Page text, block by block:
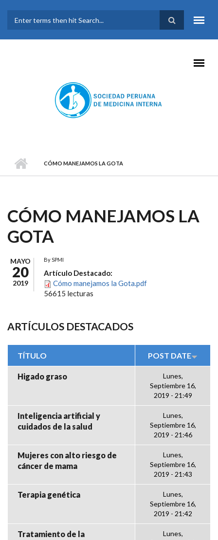
FORMULARIO DE
BÚSQUEDA
CÓMO MANEJAMOS LA GOTA
CÓMO MANEJAMOS LA
GOTA
MAYO
20
2019
BySPMI
Artículo Destacado:
Cómo manejamos la Gota.pdf
56615 lecturas
ARTÍCULOS DESTACADOS
TÍTULO POST DATE
Higado graso
Lunes,
Septiembre 16,
2019 - 21:49
Inteligencia artificial y
cuidados de la salud
Lunes,
Septiembre 16,
2019 - 21:46
Mujeres con alto riesgo de
cáncer de mama
Lunes,
Septiembre 16,
2019 - 21:43
Terapia genética
Lunes,
Septiembre 16,
2019 - 21:42
Tratamiento de la
Lunes,